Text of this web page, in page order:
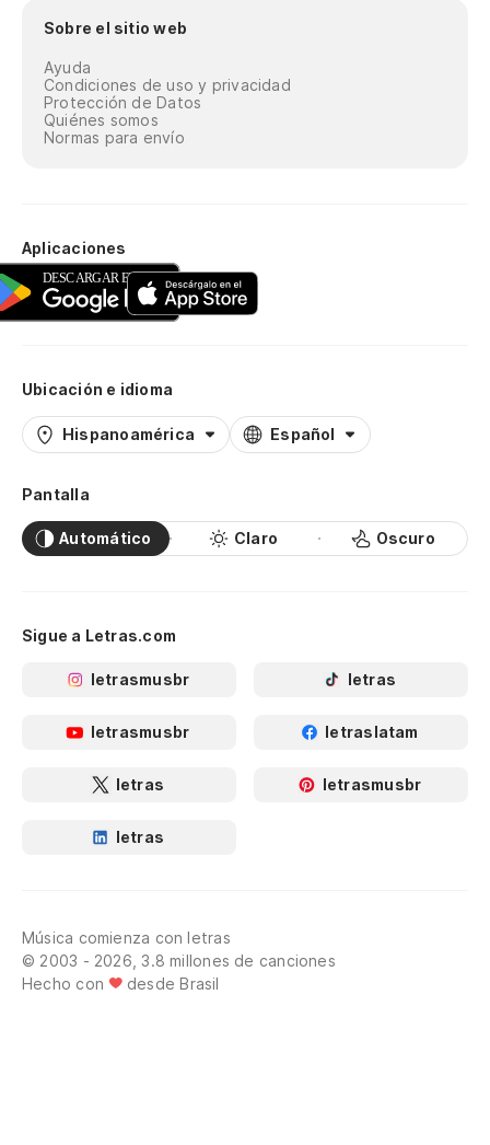
Sobre el sitio web
Ayuda
Condiciones de uso y privacidad
Protección de Datos
Quiénes somos
Normas para envío
Aplicaciones
Ubicación e idioma
Hispanoamérica Español
Pantalla
Automático Claro Oscuro
Sigue a Letras.com
letrasmusbr letras
letrasmusbr letraslatam
letras letrasmusbr
letras
Música comienza con letras
© 2003 - 2026, 3.8 millones de canciones
Hecho con
desde Brasil